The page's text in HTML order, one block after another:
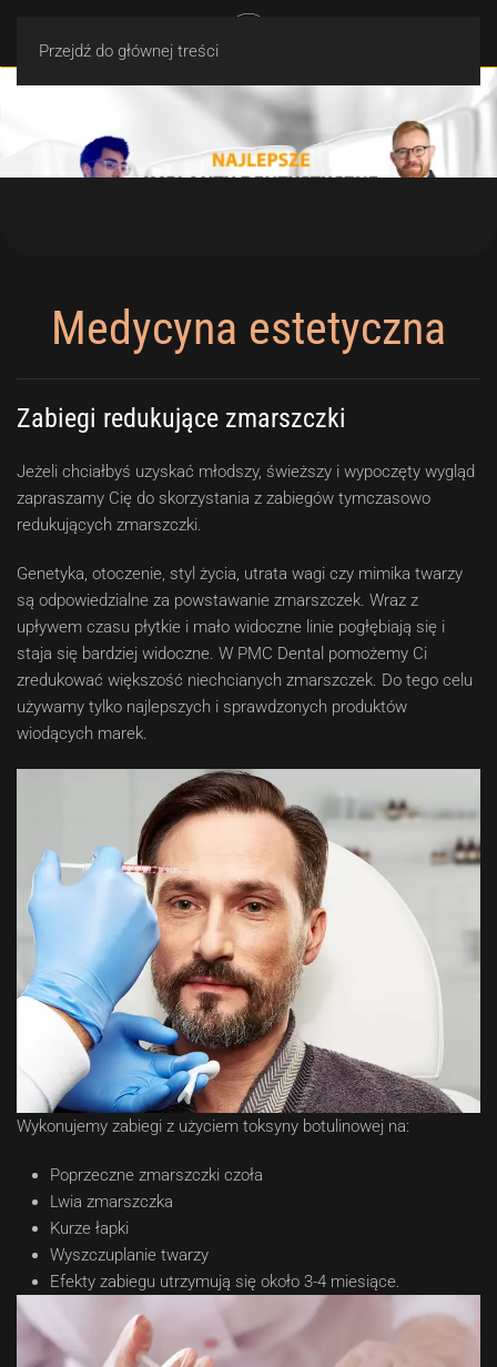
Przejdź do głównej treści
Medycyna estetyczna
Zabiegi redukujące zmarszczki
Jeżeli chciałbyś uzyskać młodszy, świeższy i wypoczęty wygląd
zapraszamy Cię do skorzystania z zabiegów tymczasowo
redukujących zmarszczki.
Genetyka, otoczenie, styl życia, utrata wagi czy mimika twarzy
są odpowiedzialne za powstawanie zmarszczek. Wraz z
upływem czasu płytkie i mało widoczne linie pogłębiają się i
staja się bardziej widoczne. W PMC Dental pomożemy Ci
zredukować większość niechcianych zmarszczek. Do tego celu
używamy tylko najlepszych i sprawdzonych produktów
wiodących marek.
Wykonujemy zabiegi z użyciem toksyny botulinowej na:
Poprzeczne zmarszczki czoła
Lwia zmarszczka
Kurze łapki
Wyszczuplanie twarzy
Efekty zabiegu utrzymują się około 3-4 miesiące.